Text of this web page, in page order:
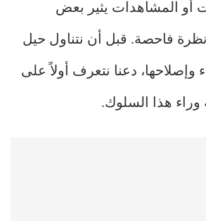
أو المشاهدات يثير بعض
فاحصة. قبل أن نتناول حيل
وإصلاحها، دعنا نتعرف أولاً على
وراء هذا السلوك.